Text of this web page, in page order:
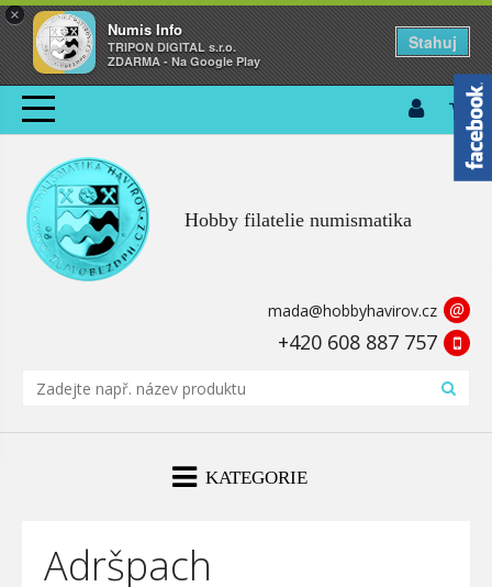
×
Numis Info
TRIPON DIGITAL s.r.o.
ZDARMA - Na Google Play
Stahuj
Hobby filatelie numismatika
mada@hobbyhavirov.cz @
+420 608 887 757
KATEGORIE
Adršpach